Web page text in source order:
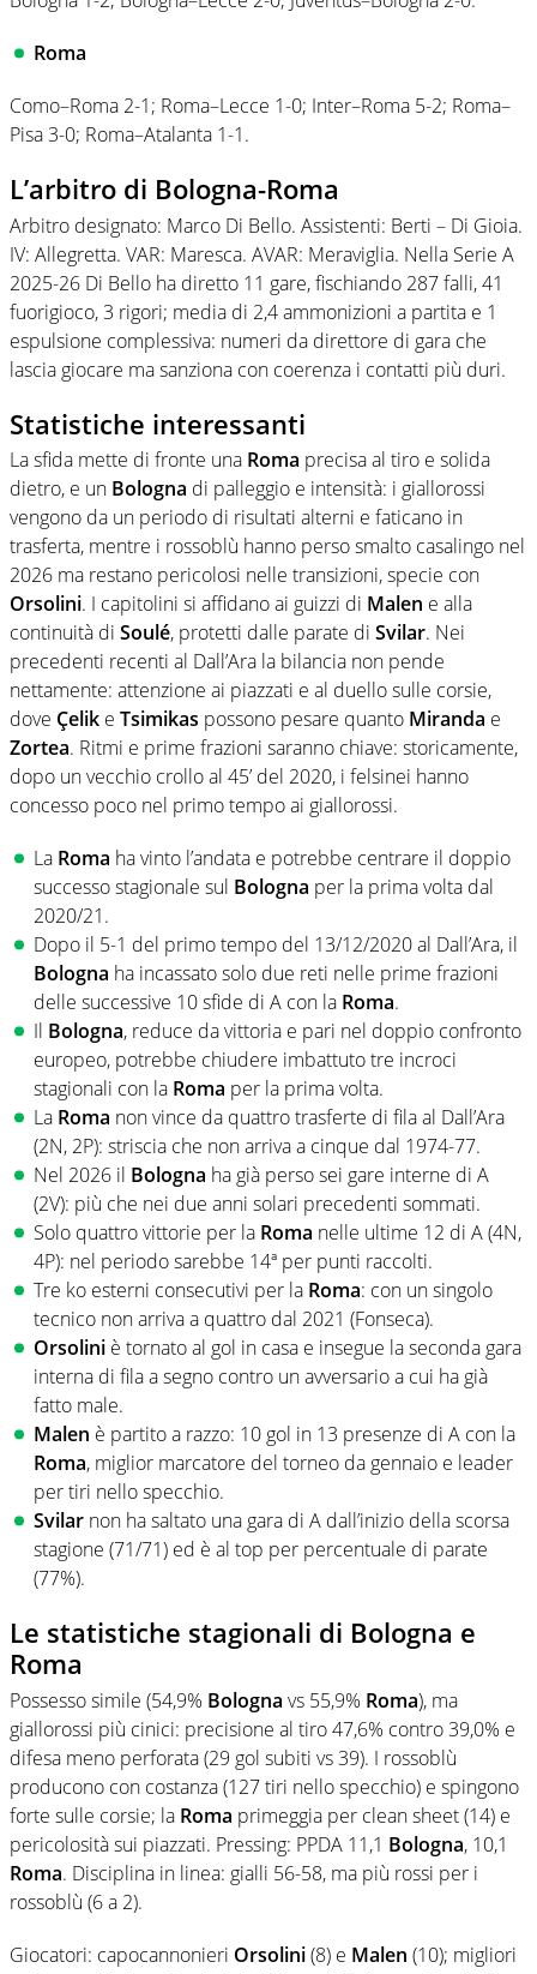
Roma
Como–Roma 2-1; Roma–Lecce 1-0; Inter–Roma 5-2; Roma–
Pisa 3-0; Roma–Atalanta 1-1.
L’arbitro di Bologna-Roma
Arbitro designato: Marco Di Bello. Assistenti: Berti – Di Gioia.
IV: Allegretta. VAR: Maresca. AVAR: Meraviglia. Nella Serie A
2025-26 Di Bello ha diretto 11 gare, fischiando 287 falli, 41
fuorigioco, 3 rigori; media di 2,4 ammonizioni a partita e 1
espulsione complessiva: numeri da direttore di gara che
lascia giocare ma sanziona con coerenza i contatti più duri.
Statistiche interessanti
La sfida mette di fronte una Roma precisa al tiro e solida
dietro, e un Bologna di palleggio e intensità: i giallorossi
vengono da un periodo di risultati alterni e faticano in
trasferta, mentre i rossoblù hanno perso smalto casalingo nel
2026 ma restano pericolosi nelle transizioni, specie con
Orsolini. I capitolini si affidano ai guizzi di Malen e alla
continuità di Soulé, protetti dalle parate di Svilar. Nei
precedenti recenti al Dall’Ara la bilancia non pende
nettamente: attenzione ai piazzati e al duello sulle corsie,
dove Çelik e Tsimikas possono pesare quanto Miranda e
Zortea. Ritmi e prime frazioni saranno chiave: storicamente,
dopo un vecchio crollo al 45’ del 2020, i felsinei hanno
concesso poco nel primo tempo ai giallorossi.
La Roma ha vinto l’andata e potrebbe centrare il doppio
successo stagionale sul Bologna per la prima volta dal
2020/21.
Dopo il 5-1 del primo tempo del 13/12/2020 al Dall’Ara, il
Bologna ha incassato solo due reti nelle prime frazioni
delle successive 10 sfide di A con la Roma.
Il Bologna, reduce da vittoria e pari nel doppio confronto
europeo, potrebbe chiudere imbattuto tre incroci
stagionali con la Roma per la prima volta.
La Roma non vince da quattro trasferte di fila al Dall’Ara
(2N, 2P): striscia che non arriva a cinque dal 1974-77.
Nel 2026 il Bologna ha già perso sei gare interne di A
(2V): più che nei due anni solari precedenti sommati.
Solo quattro vittorie per la Roma nelle ultime 12 di A (4N,
4P): nel periodo sarebbe 14ª per punti raccolti.
Tre ko esterni consecutivi per la Roma: con un singolo
tecnico non arriva a quattro dal 2021 (Fonseca).
Orsolini è tornato al gol in casa e insegue la seconda gara
interna di fila a segno contro un avversario a cui ha già
fatto male.
Malen è partito a razzo: 10 gol in 13 presenze di A con la
Roma, miglior marcatore del torneo da gennaio e leader
per tiri nello specchio.
Svilar non ha saltato una gara di A dall’inizio della scorsa
stagione (71/71) ed è al top per percentuale di parate
(77%).
Le statistiche stagionali di Bologna e
Roma
Possesso simile (54,9% Bologna vs 55,9% Roma), ma
giallorossi più cinici: precisione al tiro 47,6% contro 39,0% e
difesa meno perforata (29 gol subiti vs 39). I rossoblù
producono con costanza (127 tiri nello specchio) e spingono
forte sulle corsie; la Roma primeggia per clean sheet (14) e
pericolosità sui piazzati. Pressing: PPDA 11,1 Bologna, 10,1
Roma. Disciplina in linea: gialli 56-58, ma più rossi per i
rossoblù (6 a 2).
Giocatori: capocannonieri Orsolini(8) e Malen (10); migliori